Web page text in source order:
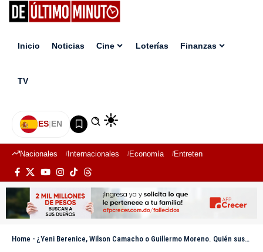
Inicio Noticias Cine Loterías Finanzas
TV
ES|EN
Nacionales Internacionales Economía Entretenimiento
Home - ¿Yeni Berenice, Wilson Camacho o Guillermo Moreno. Quién sustituirá a Miriam Germán en la Procuraduría?